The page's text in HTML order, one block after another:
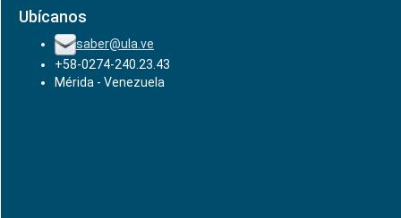
Ubícanos
saber@ula.ve
+58-0274-240.23.43
Mérida - Venezuela